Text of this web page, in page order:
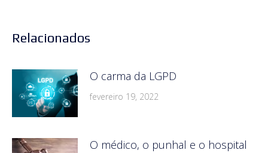
Relacionados
O carma da LGPD
fevereiro 19, 2022
O médico, o punhal e o hospital